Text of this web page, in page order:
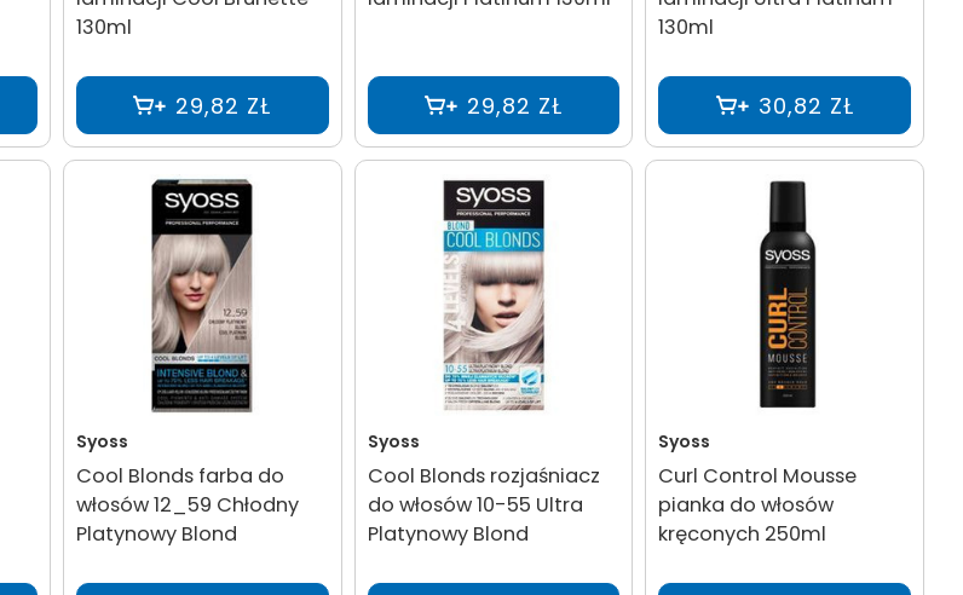
130ml
29,82 ZŁ 29,82 ZŁ
130ml
30,82 ZŁ
Syoss
Cool Blonds farba do
włosów 12_59 Chłodny
Platynowy Blond
Syoss
Cool Blonds rozjaśniacz
do włosów 10-55 Ultra
Platynowy Blond
Syoss
Curl Control Mousse
pianka do włosów
kręconych 250ml